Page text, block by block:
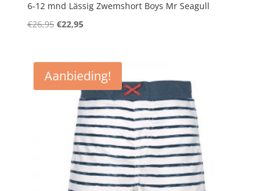
6-12 mnd Lässig Zwemshort Boys Mr Seagull
€26,95 Oorspronkelijke
€26,95.
€22,95Huidige
€22,95.
Aanbieding!